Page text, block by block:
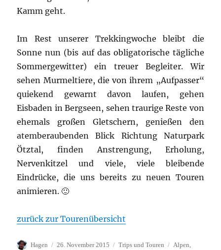
Kamm geht.
Im Rest unserer Trekkingwoche bleibt die
Sonne nun (bis auf das obligatorische tägliche
Sommergewitter) ein treuer Begleiter. Wir
sehen Murmeltiere, die von ihrem „Aufpasser“
quiekend gewarnt davon laufen, gehen
Eisbaden in Bergseen, sehen traurige Reste von
ehemals großen Gletschern, genießen den
atemberaubenden Blick Richtung Naturpark
Ötztal, finden Anstrengung, Erholung,
Nervenkitzel und viele, viele bleibende
Eindrücke, die uns bereits zu neuen Touren
animieren. 🙂
zurück zur Tourenübersicht
Autor
Hagen
Veröffentlicht
26. November 2015 Kategorien
Trips und Touren Schlagwörter
Alpen